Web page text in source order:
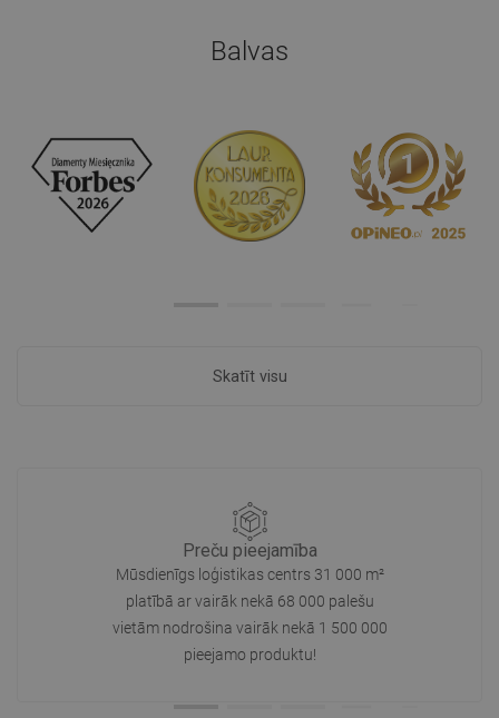
Balvas
Skatīt visu
Preču pieejamība
Mūsdienīgs loģistikas centrs 31 000 m²
platībā ar vairāk nekā 68 000 palešu
vietām nodrošina vairāk nekā 1 500 000
pieejamo produktu!